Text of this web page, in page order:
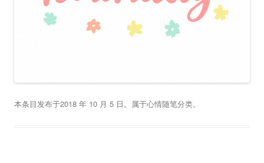
本条目发布于2018 年 10 月 5 日。属于心情随笔分类。